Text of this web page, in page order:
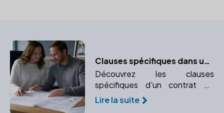
Clauses spécifiques dans un contrat de mariage
Découvrez les clauses
spécifiques d'un contrat de
mariage et pourquoi faire appel
à un notaire est indispensable.
Lire la suite